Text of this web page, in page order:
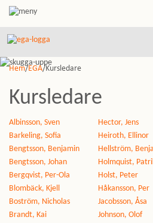
Hem/EGA/Kursledare
Kursledare
Albinsson, Sven Hector, Jens
Barkeling, Sofia
Heiroth, Ellinor
Bengtsson, Benjamin
Hellström,
Bengtsson, Johan
Holmquist,
Bergqvist, Per-Ola
Holst, Peter
Blombäck, Kjell
Håkansson, Per
Boström, Nicholas
Jacobsson, Åsa
Brandt, Kai
Johnson, Olof